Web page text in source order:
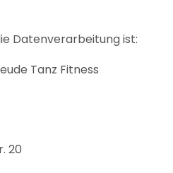
Datenverarbeitung ist:
Tanz Fitness
20